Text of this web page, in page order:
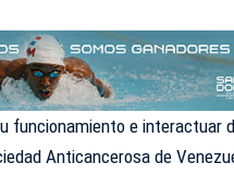
funcionamiento e interactuar
Anticancerosa de